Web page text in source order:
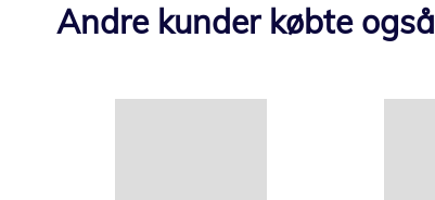
Andre kunder købte også